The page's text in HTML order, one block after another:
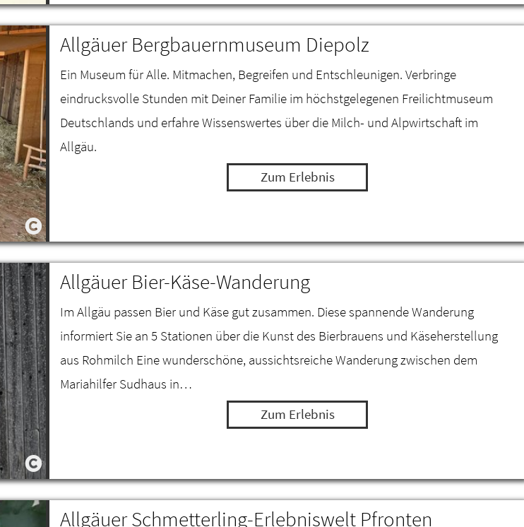
Allgäuer Bergbauernmuseum Diepolz
Ein Museum für Alle. Mitmachen, Begreifen und Entschleunigen. Verbringe
eindrucksvolle Stunden mit Deiner Familie im höchstgelegenen Freilichtmuseum
Deutschlands und erfahre Wissenswertes über die Milch- und Alpwirtschaft im
Allgäu.
Zum Erlebnis
Allgäuer Bier-Käse-Wanderung
Im Allgäu passen Bier und Käse gut zusammen. Diese spannende Wanderung
informiert Sie an 5 Stationen über die Kunst des Bierbrauens und Käseherstellung
aus Rohmilch Eine wunderschöne, aussichtsreiche Wanderung zwischen dem
Mariahilfer Sudhaus in…
Zum Erlebnis
Allgäuer Schmetterling-Erlebniswelt Pfronten